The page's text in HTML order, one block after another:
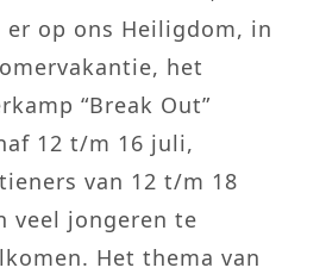
op ons Heiligdom, in
het
“Break Out”
12 t/m 16 juli,
van 12 t/m 18
veel jongeren te
Het thema van